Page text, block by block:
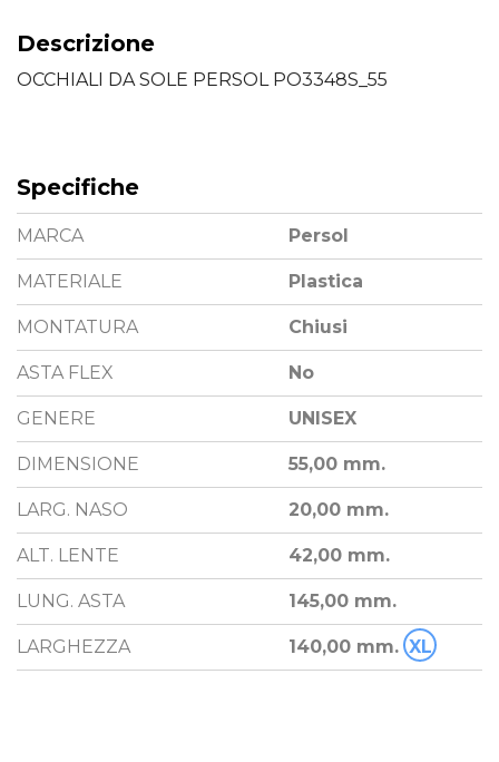
Descrizione
OCCHIALI DA SOLE PERSOL PO3348S_55
Specifiche
MARCA Persol
MATERIALE Plastica
MONTATURA Chiusi
ASTA FLEX No
GENERE UNISEX
DIMENSIONE 55,00 mm.
LARG. NASO 20,00 mm.
ALT. LENTE 42,00 mm.
LUNG. ASTA 145,00 mm.
LARGHEZZA 140,00 mm. XL